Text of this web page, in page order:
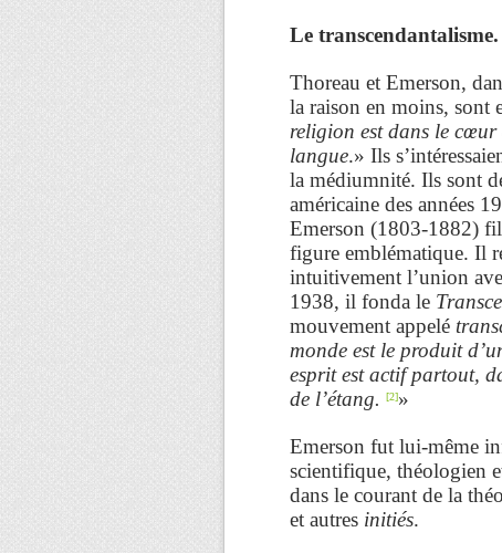
Le transcendantalisme.
Thoreau et Emerson,
la raison en moins, sont
religion est dans le cœur
langue.» Ils
la médiumnité. Ils sont
américaine des années
Emerson (1803-1882)
figure emblématique. Il
intuitivement l’union
1938, il fonda le
mouvement appelé
monde est le produit
esprit est actif partout,
de l’étang.
[2]»
Emerson fut lui-même
scientifique, théologien
dans le courant de la
et autres initiés.